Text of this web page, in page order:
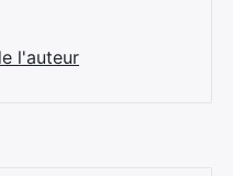
l'auteur